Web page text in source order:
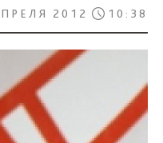
2012 10:38